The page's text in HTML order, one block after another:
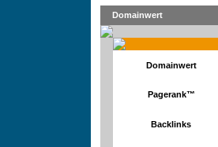
Domainwert
Domainwert
Pagerank™
Backlinks